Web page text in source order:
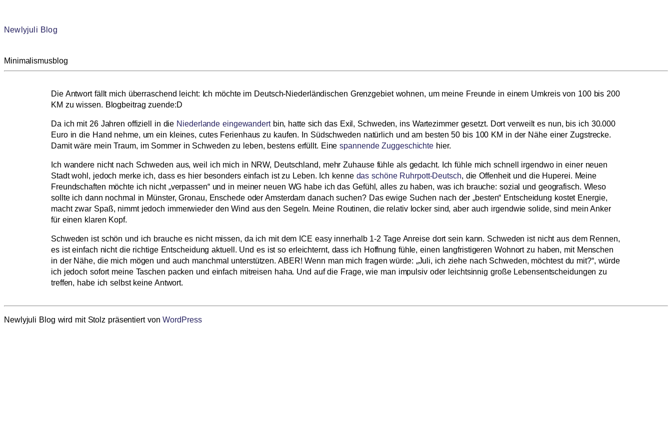
Newlyjuli Blog
Minimalismusblog
Die Antwort fällt mich überraschend leicht: Ich möchte im Deutsch-Niederländischen Grenzgebiet wohnen, um meine Freunde in einem Umkreis von 100 bis 200
KM zu wissen. Blogbeitrag zuende:D
Da ich mit 26 Jahren offiziell in die Niederlande eingewandertbin, hatte sich das Exil, Schweden, ins Wartezimmer gesetzt. Dort verweilt es nun, bis ich 30.000
Euro in die Hand nehme, um ein kleines, cutes Ferienhaus zu kaufen. In Südschweden natürlich und am besten 50 bis 100 KM in der Nähe einer Zugstrecke.
Damit wäre mein Traum, im Sommer in Schweden zu leben, bestens erfüllt. Einespannende Zuggeschichte hier.
Ich wandere nicht nach Schweden aus, weil ich mich in NRW, Deutschland, mehr Zuhause fühle als gedacht. Ich fühle mich schnell irgendwo in einer neuen
Stadt wohl, jedoch merke ich, dass es hier besonders einfach ist zu Leben. Ich kenne das schöne Ruhrpott-Deutsch, die Offenheit und die Huperei. Meine
Freundschaften möchte ich nicht „verpassen“ und in meiner neuen WG habe ich das Gefühl, alles zu haben, was ich brauche: sozial und geografisch. WIeso
sollte ich dann nochmal in Münster, Gronau, Enschede oder Amsterdam danach suchen? Das ewige Suchen nach der „besten“ Entscheidung kostet Energie,
macht zwar Spaß, nimmt jedoch immerwieder den Wind aus den Segeln. Meine Routinen, die relativ locker sind, aber auch irgendwie solide, sind mein Anker
für einen klaren Kopf.
Schweden ist schön und ich brauche es nicht missen, da ich mit dem ICE easy innerhalb 1-2 Tage Anreise dort sein kann. Schweden ist nicht aus dem Rennen,
es ist einfach nicht die richtige Entscheidung aktuell. Und es ist so erleichternt, dass ich Hoffnung fühle, einen langfristigeren Wohnort zu haben, mit Menschen
in der Nähe, die mich mögen und auch manchmal unterstützen. ABER! Wenn man mich fragen würde: „Juli, ich ziehe nach Schweden, möchtest du mit?“, würde
ich jedoch sofort meine Taschen packen und einfach mitreisen haha. Und auf die Frage, wie man impulsiv oder leichtsinnig große Lebensentscheidungen zu
treffen, habe ich selbst keine Antwort.
Newlyjuli Blog wird mit Stolz präsentiert vonWordPress